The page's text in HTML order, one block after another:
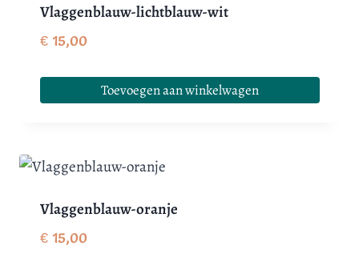
Vlaggenblauw-lichtblauw-wit
€15,00
Toevoegen aan winkelwagen
Vlaggenblauw-oranje
€15,00